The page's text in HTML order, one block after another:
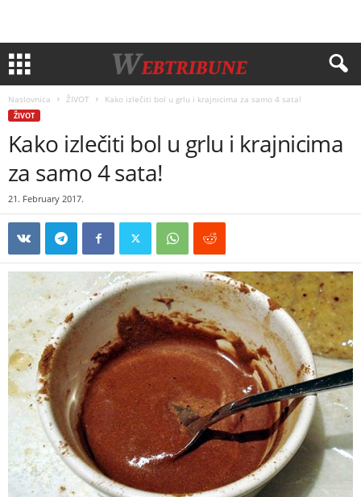
Naslovnica ŽIVOT Kako izlečiti bol u grlu i krajnicima za samo 4 sata!
ŽIVOT
Kako izlečiti bol u grlu i krajnicima
za samo 4 sata!
21. February 2017.